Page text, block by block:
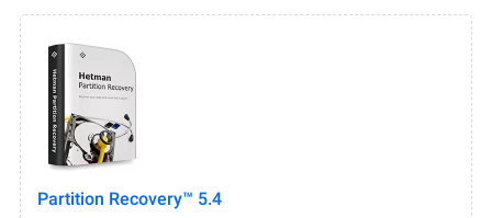
Partition Recovery™ 5.4